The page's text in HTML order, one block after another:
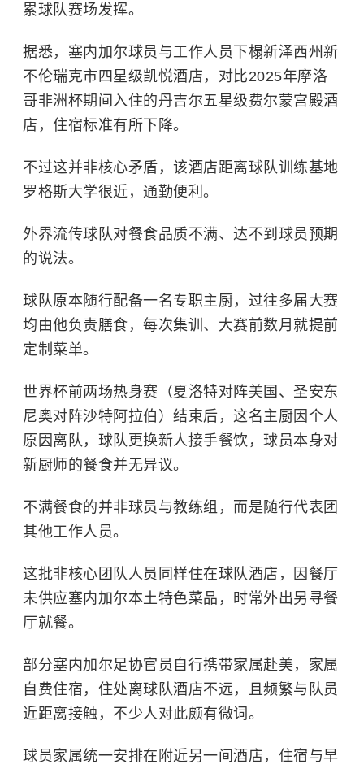
累球队赛场发挥。
据悉，塞内加尔球员与工作人员下榻新泽西州新
不伦瑞克市四星级凯悦酒店 ，对比2025年摩洛
哥非洲杯期间入住的丹吉尔五星级费尔蒙宫殿酒
店，住宿标准有所下降。
不过这并非核心矛盾，该酒店距离球队训练基地
罗格斯大学很近，通勤便利。
外界流传球队对餐食品质不满、达不到球员预期
的说法。
球队原本随行配备一名专职主厨，过往多届大赛
均由他负责膳食，每次集训、大赛前数月就提前
定制菜单。
世界杯前两场热身赛（夏洛特对阵美国、圣安东
尼奥对阵沙特阿拉伯 ）结束后，这名主厨因个人
原因离队，球队更换新人接手餐饮，球员本身对
新厨师的餐食并无异议。
不满餐食的并非球员与教练组，而是随行代表团
其他工作人员。
这批非核心团队人员同样住在球队酒店，因餐厅
未供应塞内加尔本土特色菜品，时常外出另寻餐
厅就餐。
部分塞内加尔足协官员自行携带家属赴美，家属
自费住宿，住处离球队酒店不远，且频繁与队员
近距离接触，不少人对此颇有微词。
球员家属统一安排在附近另一间酒店，住宿与早